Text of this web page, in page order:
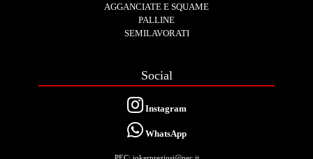
AGGANCIATE E SQUAME
PALLINE
SEMILAVORATI
Social
Instagram
WhatsApp